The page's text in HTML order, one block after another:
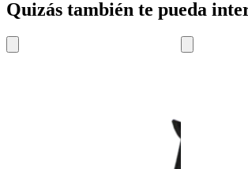
Quizás también te pueda